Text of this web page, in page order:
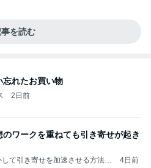
を読む
忘れたお買い物
2日前
のワークを重ねても引き寄せが起き
て引き寄せを加速させる方法：
4日前